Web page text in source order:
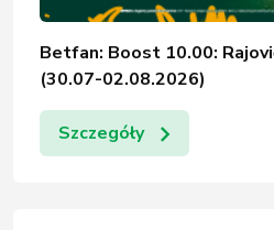
Betfan: Boost 10.00:
(30.07-02.08.2026)
Szczegóły